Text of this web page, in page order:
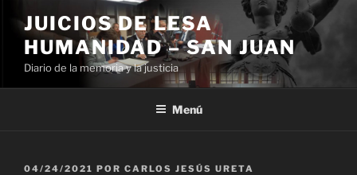
contenido
JUICIOS DE LESA
HUMANIDAD – SAN JUAN
Diario de la memoria y la justicia
Menú
PUBLICADO
04/24/2021 POR CARLOS JESÚS URETA